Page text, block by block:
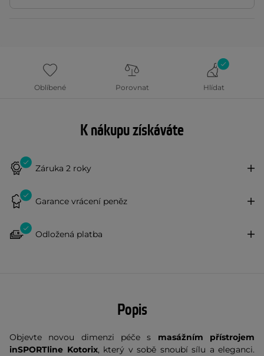
Oblíbené Porovnat Hlídat
K nákupu získáváte
Záruka 2 roky
Garance vrácení peněz
Odložená platba
Popis
Objevte novou dimenzi péče s masážním přístrojem
inSPORTline Kotorix, který v sobě snoubí sílu a eleganci.